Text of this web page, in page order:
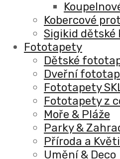
Kobercové
Sigikid dětské
Fototapety
Dětské
Dveřní
Fototapety
Fototapety z
Moře & Pláže
Parky &
Příroda a
Umění & Deco